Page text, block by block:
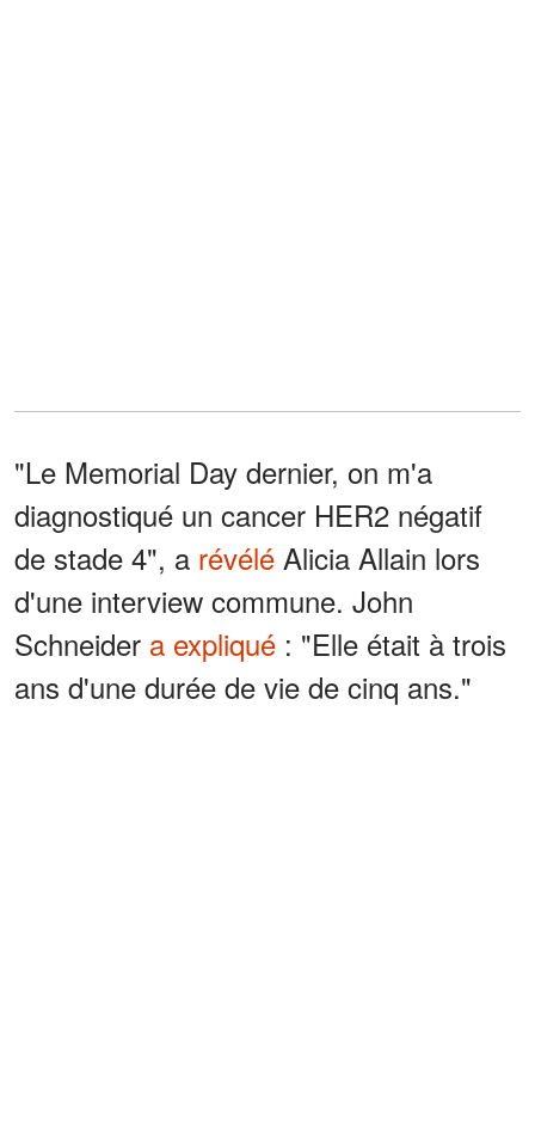
"Le Memorial Day dernier, on m'a
diagnostiqué un cancer HER2 négatif
de stade 4", a révélé Alicia Allain lors
d'une interview commune. John
Schneider a expliqué : "Elle était à trois
ans d'une durée de vie de cinq ans."